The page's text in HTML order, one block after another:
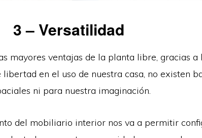
3 – Versatilidad
mayores ventajas de la planta libre, gracias a
en el uso de nuestra casa, no existen
ni para nuestra imaginación.
del mobiliario interior nos va a permitir